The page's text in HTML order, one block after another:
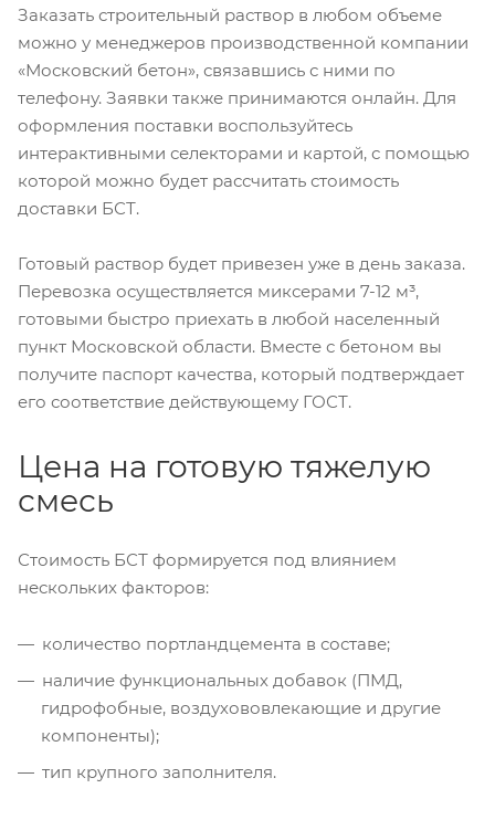
Заказать строительный раствор в любом объеме
можно у менеджеров производственной компании
«Московский бетон», связавшись с ними по
телефону. Заявки также принимаются онлайн. Для
оформления поставки воспользуйтесь
интерактивными селекторами и картой, с помощью
которой можно будет рассчитать стоимость
доставки БСТ.
Готовый раствор будет привезен уже в день заказа.
Перевозка осуществляется миксерами 7-12 м³,
готовыми быстро приехать в любой населенный
пункт Московской области. Вместе с бетоном вы
получите паспорт качества, который подтверждает
его соответствие действующему ГОСТ.
Цена на готовую тяжелую
смесь
Стоимость БСТ формируется под влиянием
нескольких факторов:
количество портландцемента в составе;
наличие функциональных добавок (ПМД,
гидрофобные, воздухововлекающие и другие
компоненты);
тип крупного заполнителя.